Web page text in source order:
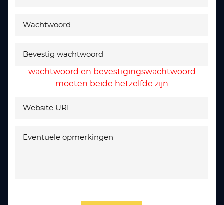
wachtwoord en bevestigingswachtwoord
moeten beide hetzelfde zijn